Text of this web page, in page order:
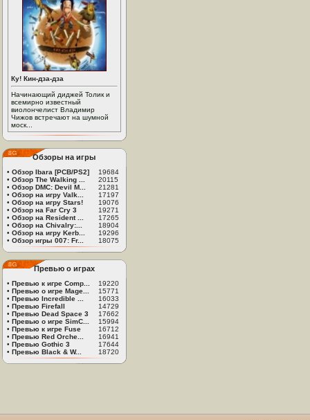
Ку! Кин-дза-дза
Начинающий диджей Толик и
всемирно известный
виолончелист Владимир
Чижов встречают на шумной
моск...
Обзоры на игры
• Обзор Ibara [PCB/PS2]
19684
• Обзор The Walking ...
20115
• Обзор DMC: Devil M...
21281
• Обзор на игру Valk...
17197
• Обзор на игру Stars!
19076
• Обзор на Far Cry 3
19271
• Обзор на Resident ...
17265
• Обзор на Chivalry:...
18904
• Обзор на игру Kerb...
19296
• Обзор игры 007: Fr... 18075
Превью о играх
• Превью к игре Comp...
19220
• Превью о игре Mage...
15771
• Превью Incredible ...
16033
• Превью Firefall
14729
• Превью Dead Space 3
17662
• Превью о игре SimC...
15994
• Превью к игре Fuse
16712
• Превью Red Orche...
16941
• Превью Gothic 3
17644
• Превью Black & W... 18720